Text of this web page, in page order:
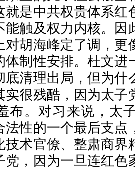
就是中共权贵体系红
能触及权力内核。因
对胡海峰定了调，更
体制性安排。杜文进
底清理出局，但为什
实很残酷，因为太子
布。对习来说，太
法性的一个最后支点
技术官僚、整肃商界
党，因为一旦连红色